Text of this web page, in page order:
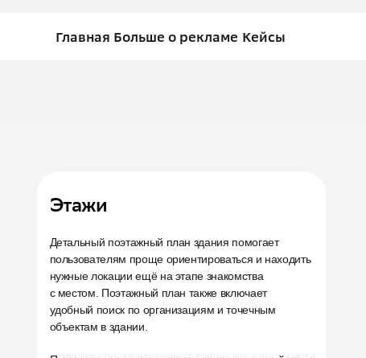
Главная Больше о рекламе Кейсы
Этажи
Детальный поэтажный план здания помогает
пользователям проще ориентироваться и находить
нужные локации ещё на этапе знакомства
с местом. Поэтажный план также включает
удобный поиск по организациям и точечным
объектам в здании.